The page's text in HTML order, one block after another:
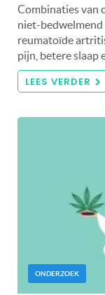
Combinaties van
niet-bedwelmend
reumatoïde
pijn, betere slaap
LEES VERDER
ONDERZOEK